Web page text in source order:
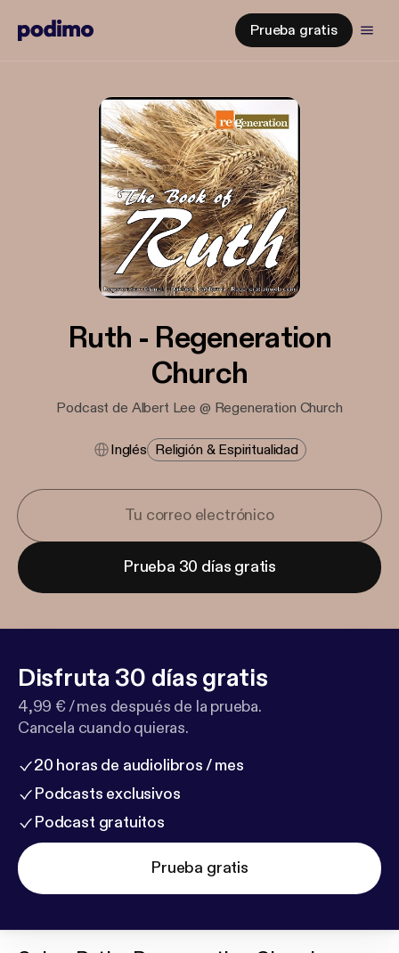
Prueba gratis
Ruth - Regeneration
Church
Podcast de Albert Lee @ Regeneration Church
Inglés Religión & Espiritualidad
Prueba 30 días gratis
Disfruta 30 días gratis
4,99 € / mes después de la prueba.
Cancela cuando quieras.
20 horas de audiolibros / mes
Podcasts exclusivos
Podcast gratuitos
Prueba gratis